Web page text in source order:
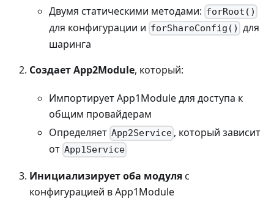
Двумя статическими методами: forRoot()
для конфигурации и forShareConfig() для
шаринга
Создает App2Module, который:
Импортирует App1Module для доступа к
общим провайдерам
Определяет App2Service , который зависит
от App1Service
Инициализирует оба модуляс
конфигурацией в App1Module